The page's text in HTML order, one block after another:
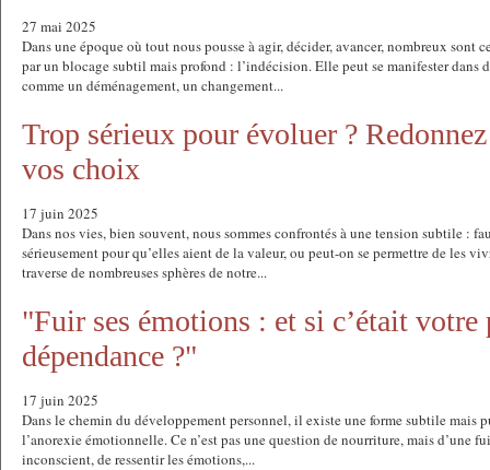
27 mai 2025
Dans une époque où tout nous pousse à agir, décider, avancer, nombreux sont
par un blocage subtil mais profond : l’indécision. Elle peut se manifester
comme un déménagement, un changement...
Trop sérieux pour évoluer ?
vos choix
17 juin 2025
Dans nos vies, bien souvent, nous sommes confrontés à une tension subtile :
sérieusement pour qu’elles aient de la valeur, ou peut-on se permettre de les
traverse de nombreuses sphères de notre...
"Fuir ses émotions : et si c’était votre
dépendance ?"
17 juin 2025
Dans le chemin du développement personnel, il existe une forme subtile mais
l’anorexie émotionnelle. Ce n’est pas une question de nourriture, mais d’une
inconscient, de ressentir les émotions,...